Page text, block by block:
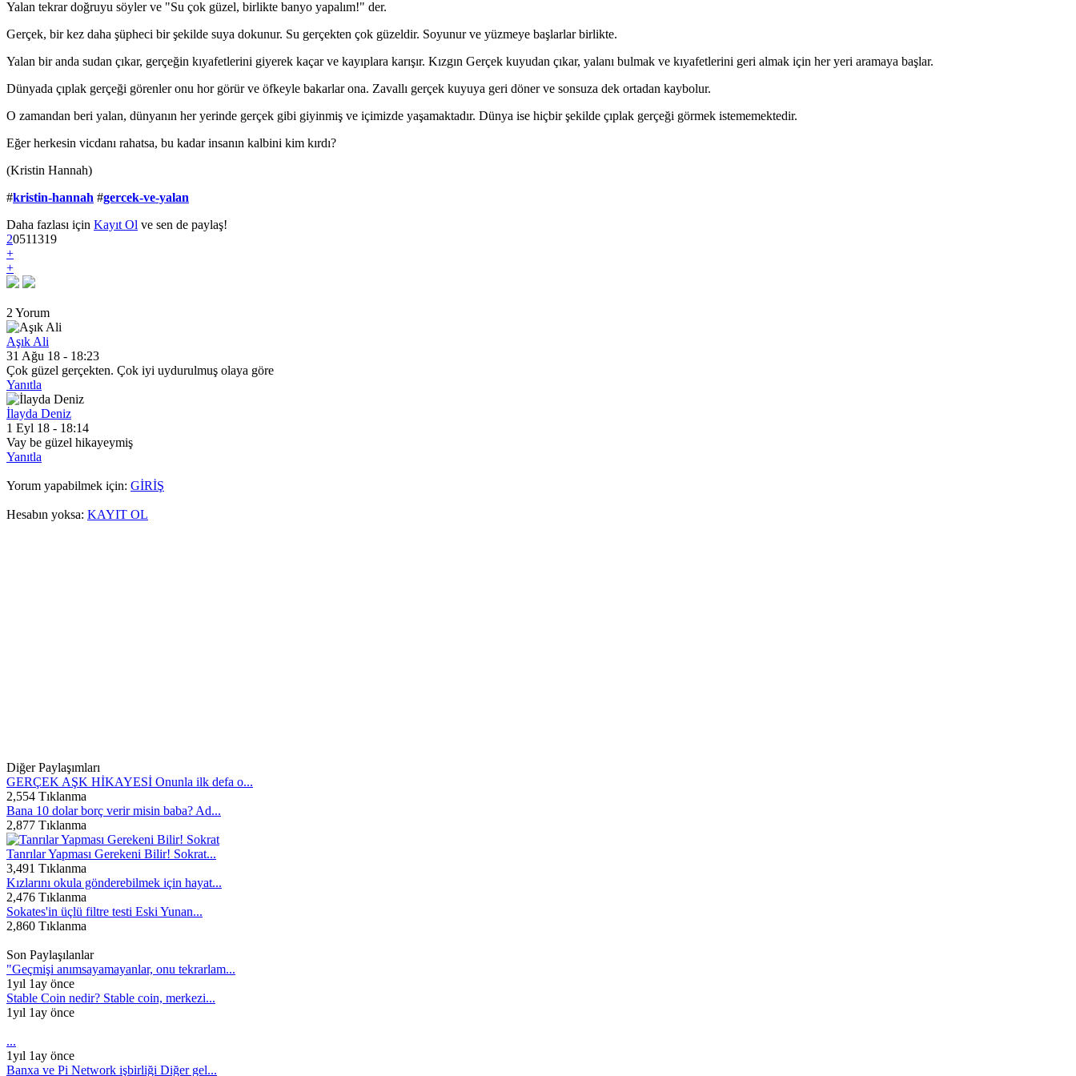
Yalan tekrar doğruyu söyler ve "Su çok güzel, birlikte banyo yapalım!" der.
Gerçek, bir kez daha şüpheci bir şekilde suya dokunur. Su gerçekten çok güzeldir. Soyunur ve yüzmeye başlarlar birlikte.
Yalan bir anda sudan çıkar, gerçeğin kıyafetlerini giyerek kaçar ve kayıplara karışır. Kızgın Gerçek kuyudan çıkar, yalanı bulmak ve kıyafetlerini geri almak için her yeri aramaya başlar.
Dünyada çıplak gerçeği görenler onu hor görür ve öfkeyle bakarlar ona. Zavallı gerçek kuyuya geri döner ve sonsuza dek ortadan kaybolur.
O zamandan beri yalan, dünyanın her yerinde gerçek gibi giyinmiş ve içimizde yaşamaktadır. Dünya ise hiçbir şekilde çıplak gerçeği görmek istememektedir.
Eğer herkesin vicdanı rahatsa, bu kadar insanın kalbini kim kırdı?
(Kristin Hannah)
#kristin-hannah #gercek-ve-yalan
Daha fazlası için Kayıt Ol ve sen de paylaş!
20511319
+
+
2 Yorum
Aşık Ali
31 Ağu 18 - 18:23
Çok güzel gerçekten. Çok iyi uydurulmuş olaya göre
Yanıtla
İlayda Deniz
1 Eyl 18 - 18:14
Vay be güzel hikayeymiş
Yanıtla
Yorum yapabilmek için: GİRİŞ
Hesabın yoksa: KAYIT OL
Diğer Paylaşımları
GERÇEK AŞK HİKAYESİ Onunla ilk defa o...
2,554 Tıklanma
Bana 10 dolar borç verir misin baba? Ad...
2,877 Tıklanma
Tanrılar Yapması Gerekeni Bilir! Sokrat...
3,491 Tıklanma
Kızlarını okula gönderebilmek için hayat...
2,476 Tıklanma
Sokates'in üçlü filtre testi Eski Yunan...
2,860 Tıklanma
Son Paylaşılanlar
"Geçmişi anımsayamayanlar, onu tekrarlam...
1yıl 1ay önce
Stable Coin nedir? Stable coin, merkezi...
1yıl 1ay önce
...
1yıl 1ay önce
Banxa ve Pi Network işbirliği Diğer gel...